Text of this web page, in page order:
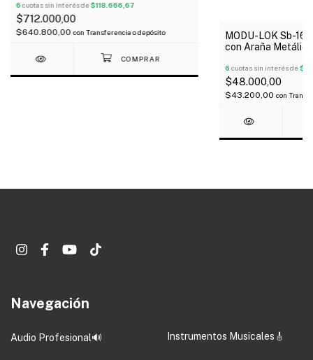
6cuotas sin interés de$118.666,67
$712.000,00
$640.800,00con Transferencia o depósito
MODU-LOK Sb-
con Araña
6 cuotas sin interés de
$48.000,00
$43.200,00 con
Navegación
Audio Profesional🔊 Instrumentos Musicales🎸